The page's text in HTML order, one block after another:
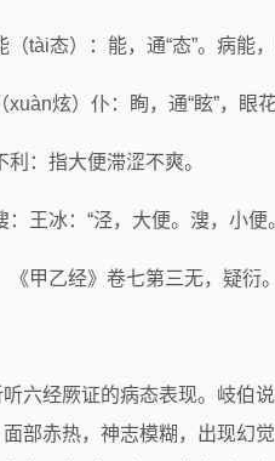
（tài态）：能，通“态”。病能，
xuàn炫）仆：眴，通“眩”，眼
利：指大便滞涩不爽。
：王冰：“泾，大便。溲，小便
《甲乙经》卷七第三无，疑衍。
六经厥证的病态表现。岐伯
部赤热，神志模糊，出现幻